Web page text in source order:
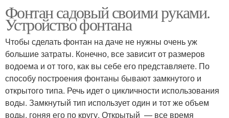
Фонтан садовый своими руками.
Устройство фонтана
Чтобы сделать фонтан на даче не нужны очень уж
большие затраты. Конечно, все зависит от размеров
водоема и от того, как вы себе его представляете. По
способу построения фонтаны бывают замкнутого и
открытого типа. Речь идет о цикличности использования
воды. Замкнутый тип использует один и тот же объем
воды, гоняя его по кругу. Открытый — все время